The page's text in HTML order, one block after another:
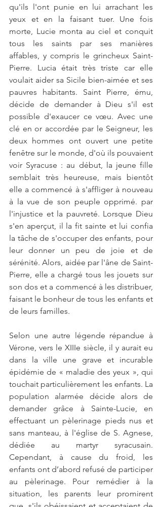
qu'ils l'ont punie en lui arrachant les
yeux et en la faisant tuer. Une fois
morte, Lucie monta au ciel et conquit
tous les saints par ses manières
affables, y compris le grincheux Saint-
Pierre. Lucia était très triste car elle
voulait aider sa Sicile bien-aimée et ses
pauvres habitants. Saint Pierre, ému,
décide de demander à Dieu s'il est
possible d'exaucer ce vœu. Avec une
clé en or accordée par le Seigneur, les
deux hommes ont ouvert une petite
fenêtre sur le monde, d'où ils pouvaient
voir Syracuse : au début, la jeune fille
semblait très heureuse, mais bientôt
elle a commencé à s'affliger à nouveau
à la vue de son peuple opprimé. par
l'injustice et la pauvreté. Lorsque Dieu
s'en aperçut, il la fit sainte et lui confia
la tâche de s'occuper des enfants, pour
leur donner un peu de joie et de
sérénité. Alors, aidée par l'âne de Saint-
Pierre, elle a chargé tous les jouets sur
son dos et a commencé à les distribuer,
faisant le bonheur de tous les enfants et
de leurs familles.
Selon une autre légende répandue à
Vérone, vers le XIIIe siècle, il y aurait eu
dans la ville une grave et incurable
épidémie de « maladie des yeux », qui
touchait particulièrement les enfants. La
population alarmée décide alors de
demander grâce à Sainte-Lucie, en
effectuant un pèlerinage pieds nus et
sans manteau, à l'église de S. Agnese,
dédiée au martyr syracusain.
Cependant, à cause du froid, les
enfants ont d’abord refusé de participer
au pèlerinage. Pour remédier à la
situation, les parents leur promirent